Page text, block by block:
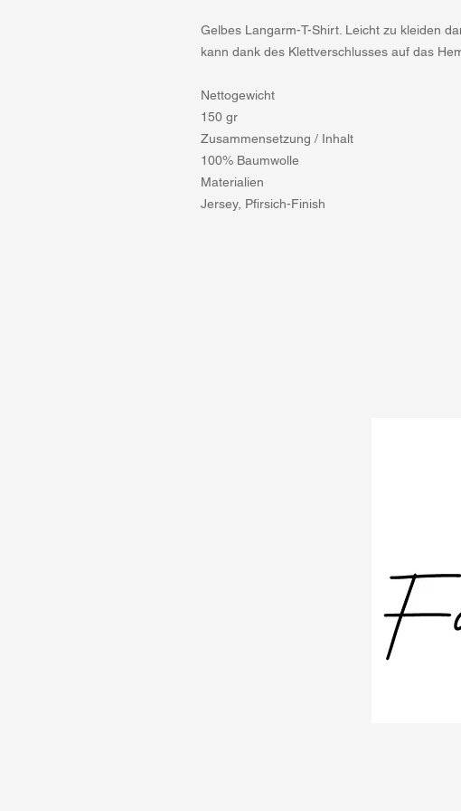
Gelbes Langarm-T-Shirt. Leicht zu kleiden
kann dank des Klettverschlusses auf das
Nettogewicht
150 gr
Zusammensetzung / Inhalt
100% Baumwolle
Materialien
Jersey, Pfirsich-Finish